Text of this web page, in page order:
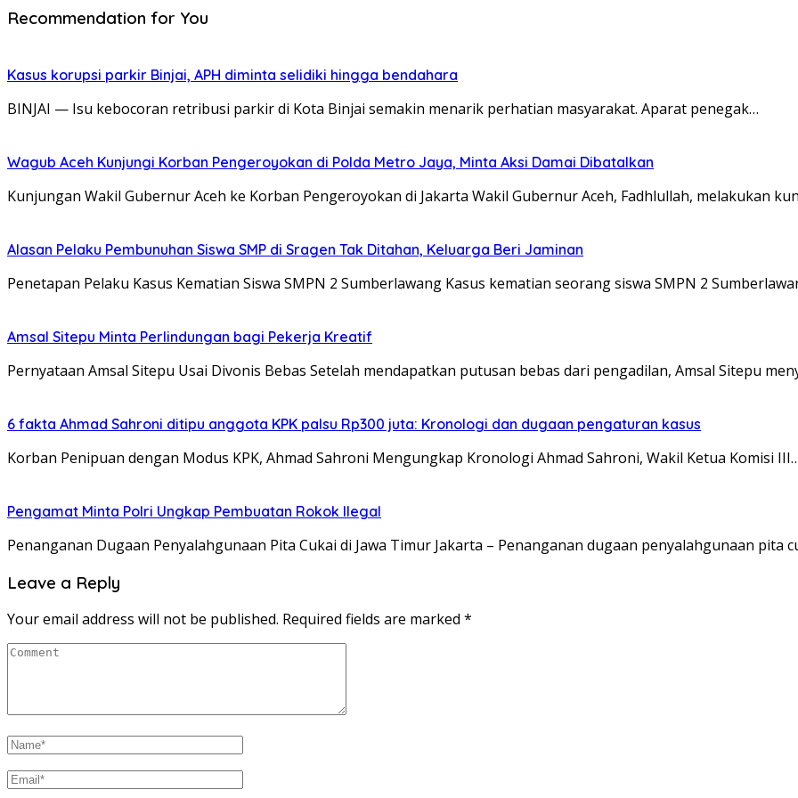
Recommendation for You
Kasus korupsi parkir Binjai, APH diminta selidiki hingga bendahara
BINJAI — Isu kebocoran retribusi parkir di Kota Binjai semakin menarik perhatian masyarakat. Aparat penegak…
Wagub Aceh Kunjungi Korban Pengeroyokan di Polda Metro Jaya, Minta Aksi Damai Dibatalkan
Kunjungan Wakil Gubernur Aceh ke Korban Pengeroyokan di Jakarta Wakil Gubernur Aceh, Fadhlullah, melakukan
Alasan Pelaku Pembunuhan Siswa SMP di Sragen Tak Ditahan, Keluarga Beri Jaminan
Penetapan Pelaku Kasus Kematian Siswa SMPN 2 Sumberlawang Kasus kematian seorang siswa SMPN 2
Amsal Sitepu Minta Perlindungan bagi Pekerja Kreatif
Pernyataan Amsal Sitepu Usai Divonis Bebas Setelah mendapatkan putusan bebas dari pengadilan, Amsal Sitepu
6 fakta Ahmad Sahroni ditipu anggota KPK palsu Rp300 juta: Kronologi dan dugaan pengaturan kasus
Korban Penipuan dengan Modus KPK, Ahmad Sahroni Mengungkap Kronologi Ahmad Sahroni, Wakil Ketua Komisi
Pengamat Minta Polri Ungkap Pembuatan Rokok Ilegal
Penanganan Dugaan Penyalahgunaan Pita Cukai di Jawa Timur Jakarta – Penanganan dugaan penyalahgunaan pita
Leave a Reply
Your email address will not be published. Required fields are marked *